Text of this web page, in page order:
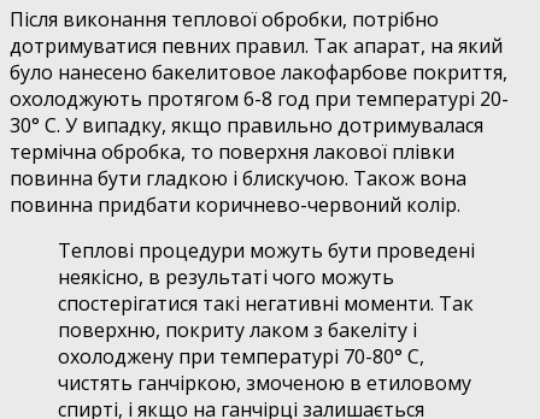
Після виконання теплової обробки, потрібно
дотримуватися певних правил. Так апарат, на який
було нанесено бакелитовое лакофарбове покриття,
охолоджують протягом 6-8 год при температурі 20-
30° С. У випадку, якщо правильно дотримувалася
термічна обробка, то поверхня лакової плівки
повинна бути гладкою і блискучою. Також вона
повинна придбати коричнево-червоний колір.
Теплові процедури можуть бути проведені
неякісно, в результаті чого можуть
спостерігатися такі негативні моменти. Так
поверхню, покриту лаком з бакеліту і
охолоджену при температурі 70-80° С,
чистять ганчіркою, змоченою в етиловому
спирті, і якщо на ганчірці залишається